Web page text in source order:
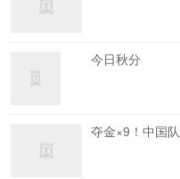
今日秋分
夺金×9！中国